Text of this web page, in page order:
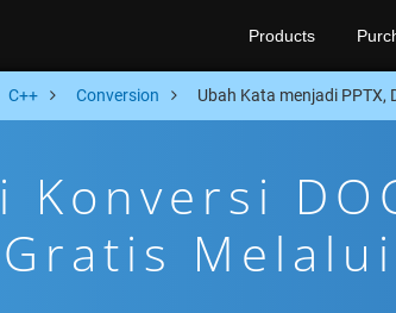
Products
C++ Conversion Ubah Kata menjadi PPTX,
Konversi
Melalui